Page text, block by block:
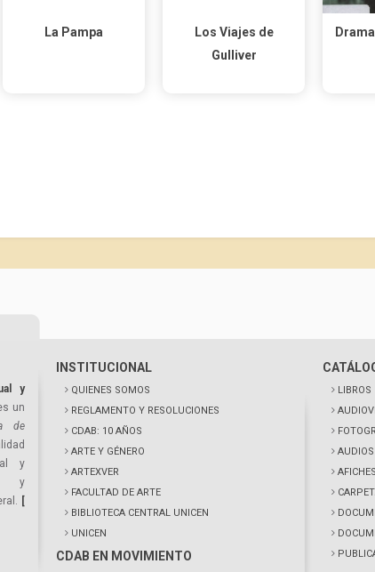
La Pampa
Los Viajes de
Gulliver
y
un
de
y
y
[
INSTITUCIONAL
QUIENES SOMOS
REGLAMENTO Y RESOLUCIONES
CDAB: 10 AÑOS
ARTE Y GÉNERO
ARTEXVER
FACULTAD DE ARTE
BIBLIOTECA CENTRAL UNICEN
UNICEN
CDAB EN MOVIMIENTO
LIBROS
AUDIOS
AFICHES